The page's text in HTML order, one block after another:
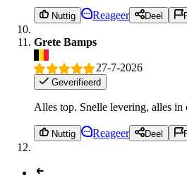
Nuttig Reageer Deel
Grete Bamps
27-7-2026
Geverifieerd
Alles top. Snelle levering, alles in
Nuttig Reageer Deel